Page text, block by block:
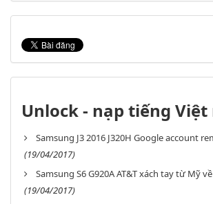
Unlock - nạp tiếng
Samsung J3 2016 J320H Google account
(19/04/2017)
Samsung S6 G920A AT&T xách tay từ Mỹ
(19/04/2017)